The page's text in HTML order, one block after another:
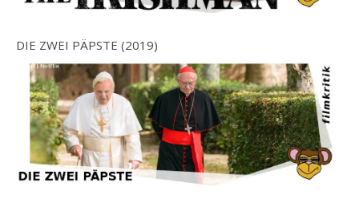
DIE ZWEI PÄPSTE (2019)